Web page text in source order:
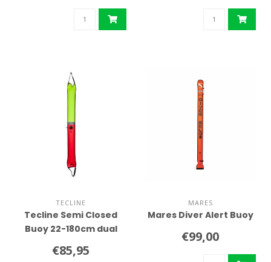
TECLINE
Tecline Semi Closed
Buoy 22-180cm dual
€85,95
MARES
Mares Diver Alert Buoy
€99,00